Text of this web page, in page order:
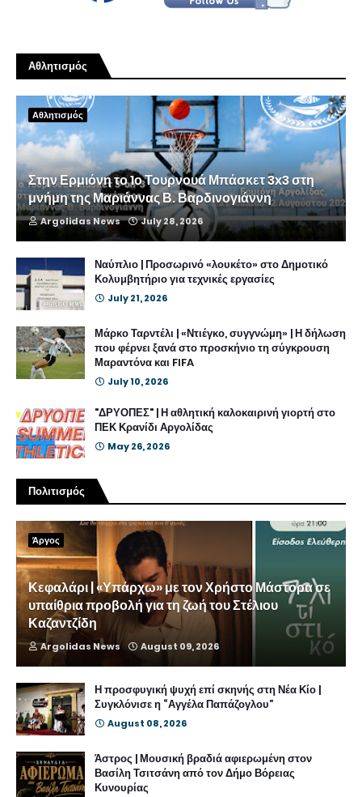
Αθλητισμός
Αθλητισμός
Στην Ερμιόνη το 1ο Τουρνουά Μπάσκετ 3x3 στη
μνήμη της Μαριάννας Β. Βαρδινογιάννη
Argolidas News July 28, 2026
Ναύπλιο | Προσωρινό «λουκέτο» στο Δημοτικό
Κολυμβητήριο για τεχνικές εργασίες
July 21, 2026
Μάρκο Ταρντέλι | «Ντιέγκο, συγγνώμη» | Η δήλωση
που φέρνει ξανά στο προσκήνιο τη σύγκρουση
Μαραντόνα και FIFA
July 10, 2026
"ΔΡΥΟΠΕΣ" | Η αθλητική καλοκαιρινή γιορτή στο
ΠΕΚ Κρανίδι Αργολίδας
May 26, 2026
Πολιτισμός
Άργος
Κεφαλάρι | «Υπάρχω» με τον Χρήστο Μάστορα σε
υπαίθρια προβολή για τη ζωή του Στέλιου
Καζαντζίδη
Argolidas News August 09, 2026
Η προσφυγική ψυχή επί σκηνής στη Νέα Κίο |
Συγκλόνισε η “Αγγέλα Παπάζογλου”
August 08, 2026
Άστρος | Μουσική βραδιά αφιερωμένη στον
Βασίλη Τσιτσάνη από τον Δήμο Βόρειας
Κυνουρίας